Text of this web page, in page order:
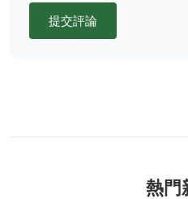
提交評論
熱門